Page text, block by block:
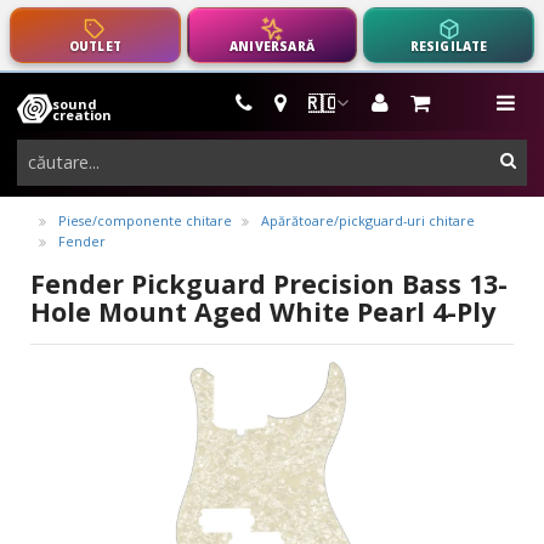
OUTLET ANIVERSARĂ RESIGILATE
🇷🇴
sound
creation
instrumente
muzicale,
echipamente
pro-
audio
Piese/componente chitare
Apărătoare/pickguard-uri chitare
Fender
Fender Pickguard Precision Bass 13-
Hole Mount Aged White Pearl 4-Ply